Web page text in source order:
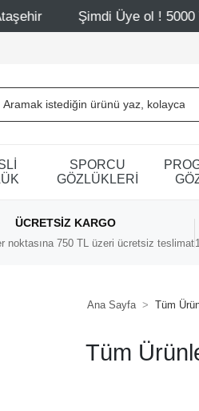
Üye ol ! 5000 TL üzeri ilk
SPORCU
GÖZLÜKLERİ
ÜCRETSIZ KARGO
noktasına 750 TL üzeri ücretsiz teslimat
Ana Sayfa Tüm
Tüm